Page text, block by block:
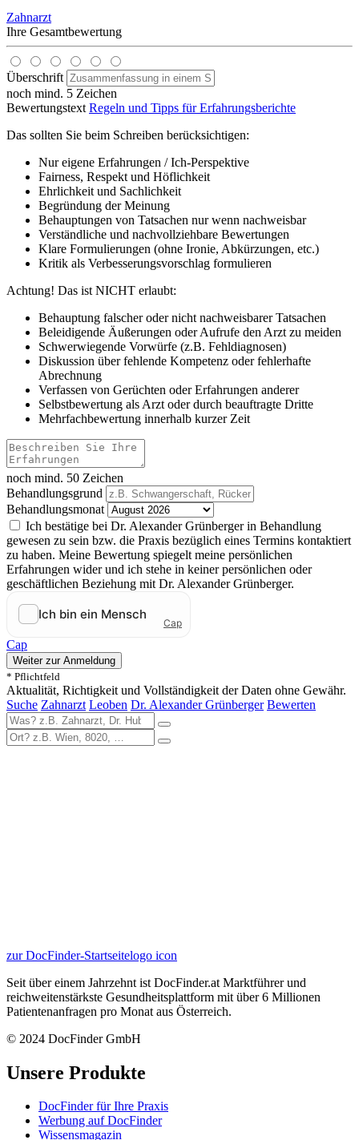
Zahnarzt
Ihre Gesamtbewertung
Überschrift
noch mind. 5 Zeichen
Bewertungstext Regeln und Tipps für Erfahrungsberichte
Das sollten Sie beim Schreiben berücksichtigen:
Nur eigene Erfahrungen / Ich-Perspektive
Fairness, Respekt und Höflichkeit
Ehrlichkeit und Sachlichkeit
Begründung der Meinung
Behauptungen von Tatsachen nur wenn nachweisbar
Verständliche und nachvollziehbare Bewertungen
Klare Formulierungen (ohne Ironie, Abkürzungen, etc.)
Kritik als Verbesserungsvorschlag formulieren
Achtung! Das ist NICHT erlaubt:
Behauptung falscher oder nicht nachweisbarer Tatsachen
Beleidigende Äußerungen oder Aufrufe den Arzt zu meiden
Schwerwiegende Vorwürfe (z.B. Fehldiagnosen)
Diskussion über fehlende Kompetenz oder fehlerhafte
Abrechnung
Verfassen von Gerüchten oder Erfahrungen anderer
Selbstbewertung als Arzt oder durch beauftragte Dritte
Mehrfachbewertung innerhalb kurzer Zeit
noch mind. 50 Zeichen
Behandlungsgrund
Behandlungsmonat
Ich bestätige bei Dr. Alexander Grünberger in Behandlung
gewesen zu sein bzw. die Praxis bezüglich eines Termins kontaktiert
zu haben. Meine Bewertung spiegelt meine persönlichen
Erfahrungen wider und ich stehe in keiner persönlichen oder
geschäftlichen Beziehung mit Dr. Alexander Grünberger.
Cap
Weiter zur Anmeldung
* Pflichtfeld
Aktualität, Richtigkeit und Vollständigkeit der Daten ohne Gewähr.
Suche Zahnarzt Leoben Dr. Alexander Grünberger Bewerten
zur DocFinder-Startseitelogo icon
Seit über einem Jahrzehnt ist DocFinder.at Marktführer und
reichweitenstärkste Gesundheitsplattform mit über 6 Millionen
Patientenanfragen pro Monat aus Österreich.
© 2024 DocFinder GmbH
Unsere Produkte
DocFinder für Ihre Praxis
Werbung auf DocFinder
Wissensmagazin